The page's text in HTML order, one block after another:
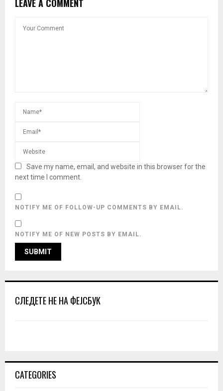
LEAVE A COMMENT
Save my name, email, and website in this browser for the
next time I comment.
NOTIFY ME OF FOLLOW-UP COMMENTS BY EMAIL.
NOTIFY ME OF NEW POSTS BY EMAIL.
СЛЕДЕТЕ НЕ НА ФЕЈСБУК
CATEGORIES